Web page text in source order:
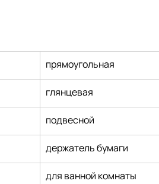
прямоугольная
глянцевая
подвесной
держатель бумаги
для ванной комнаты